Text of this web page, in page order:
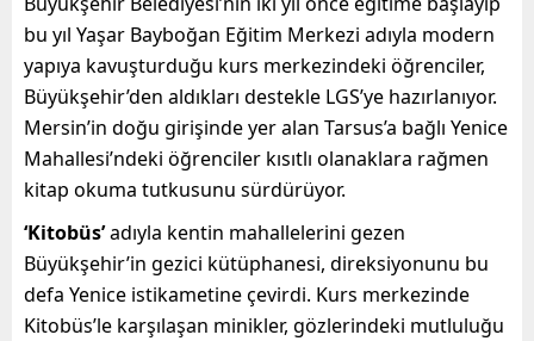
bu yıl Yaşar Bayboğan Eğitim Merkezi adıyla modern
yapıya kavuşturduğu kurs merkezindeki öğrenciler,
Büyükşehir’den aldıkları destekle LGS’ye hazırlanıyor.
Mersin’in doğu girişinde yer alan Tarsus’a bağlı Yenice
Mahallesi’ndeki öğrenciler kısıtlı olanaklara rağmen
kitap okuma tutkusunu sürdürüyor.
‘Kitobüs’adıyla kentin mahallelerini gezen
Büyükşehir’in gezici kütüphanesi, direksiyonunu bu
defa Yenice istikametine çevirdi. Kurs merkezinde
Kitobüs’le karşılaşan minikler, gözlerindeki mutluluğu